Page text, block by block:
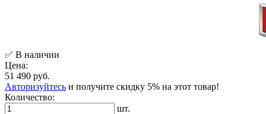
✅ В наличии
Цена:
51 490 руб.
Авторизуйтесь и получите скидку 5% на этот товар!
Количество:
шт.